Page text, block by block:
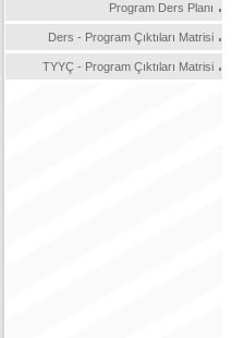
Program Ders Planı
Ders - Program Çıktıları Matrisi
TYYÇ - Program Çıktıları Matrisi